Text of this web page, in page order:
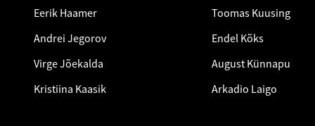
Eerik Haamer
Andrei Jegorov
Virge Jõekalda
Kristiina Kaasik
Toomas Kuusing
Endel Kõks
August Künnapu
Arkadio Laigo